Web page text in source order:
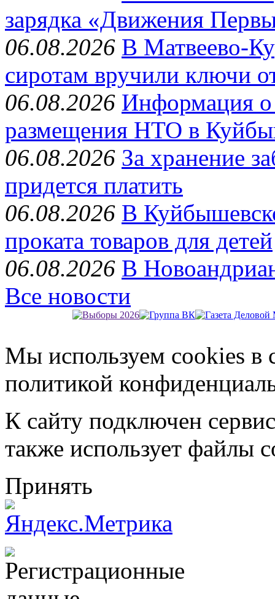
зарядка «Движения
06.08.2026 В Матвеево-
сиротам вручили ключи
06.08.2026 Информация о
размещения НТО в
06.08.2026 За хранение
придется платить
06.08.2026 В
проката товаров для детей
06.08.2026 В
Все новости
Мы используем cookies в
политикой
К сайту подключен
также использует файлы
Принять